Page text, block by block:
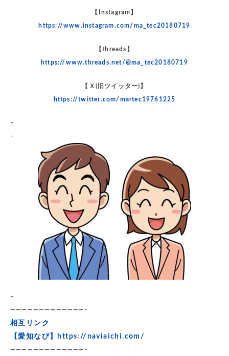
【Instagram】
https://www.instagram.com/ma_tec20180719
【threads】
https://www.threads.net/@ma_tec20180719
【Ｘ(旧ツイッター)】
https://twitter.com/martec19761225
–
–
–
—————————————-
相互リンク
【愛知なび】
https://naviaichi.com/
—————————————-